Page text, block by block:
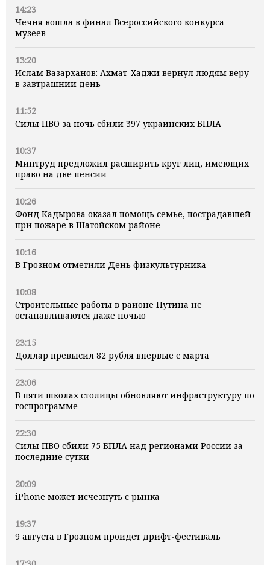
14:23
Чечня вошла в финал Всероссийского конкурса
музеев
13:20
Ислам Вазарханов: Ахмат-Хаджи вернул людям веру
в завтрашний день
11:52
Силы ПВО за ночь сбили 397 украинских БПЛА
10:37
Минтруд предложил расширить круг лиц, имеющих
право на две пенсии
10:26
Фонд Кадырова оказал помощь семье, пострадавшей
при пожаре в Шатойском районе
10:16
В Грозном отметили День физкультурника
10:08
Строительные работы в районе Путина не
останавливаются даже ночью
23:15
Доллар превысил 82 рубля впервые с марта
23:06
В пяти школах столицы обновляют инфраструктуру по
госпрограмме
22:30
Силы ПВО сбили 75 БПЛА над регионами России за
последние сутки
20:09
iPhone может исчезнуть с рынка
19:37
9 августа в Грозном пройдет дрифт-фестиваль